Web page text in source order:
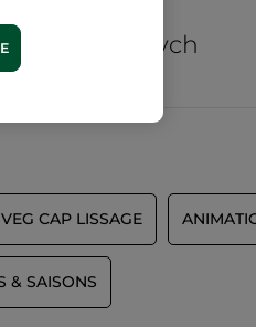
hektarów
organicznych
CAP LISSAGE
& SAISONS